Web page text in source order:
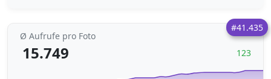
#41.435
Ø Aufrufe pro Foto
15.749 123